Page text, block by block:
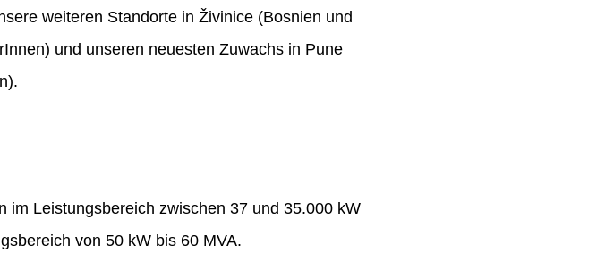
weiteren Standorte in Živinice (Bosnien und
und unseren neuesten Zuwachs in Pune
im Leistungsbereich zwischen 37 und 35.000 kW
von 50 kW bis 60 MVA.